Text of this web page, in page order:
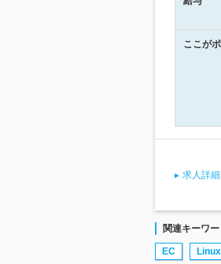
ここが
求人詳
関連キーワー
EC Linux